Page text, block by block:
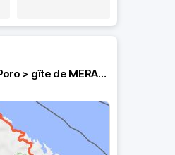
Tiakan > col de Poro > gîte de MERANKI